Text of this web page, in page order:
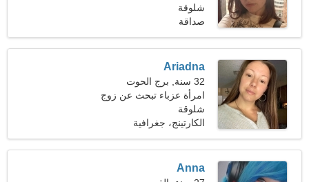
شلوقة
صداقة
Ariadna
32 سنة, برج الحوت
امرأة عزباء تبحث عن زوج
35-44
شلوقة
الكارتينج، جغرافية
Anna